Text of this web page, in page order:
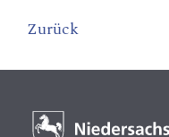
Zurück